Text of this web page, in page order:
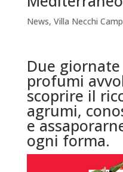
News, Villa Necchi
Due
profumi
scoprire il
agrumi,
e
ogni forma.